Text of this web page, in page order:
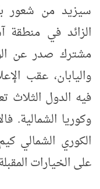
سيزيد من شعور
الزائد في منطقة
مشترك صدر عن
واليابان، عقب
فيه الدول الثلاث
وكوريا الشمالية.
الكوري الشمالي
على الخيارات